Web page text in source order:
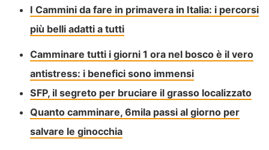
I Cammini da fare in primavera in Italia: i percorsi
più belli adatti a tutti
Camminare tutti i giorni 1 ora nel bosco è il vero
antistress: i benefici sono immensi
SFP, il segreto per bruciare il grasso localizzato
Quanto camminare, 6mila passi al giorno per
salvare le ginocchia